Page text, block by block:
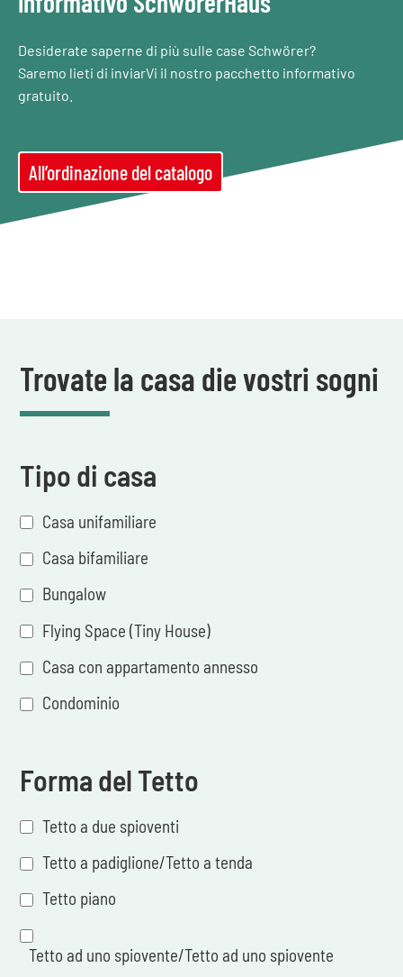
Desiderate saperne di più sulle case Schwörer?
Saremo lieti di inviarVi il nostro pacchetto informativo
gratuito.
All’ordinazione del catalogo
Trovate la casa die vostri sogni
Tipo di casa
Casa unifamiliare
Casa bifamiliare
Bungalow
Flying Space (Tiny House)
Casa con appartamento annesso
Condominio
Forma del Tetto
Tetto a due spioventi
Tetto a padiglione/Tetto a tenda
Tetto piano
Tetto ad uno spiovente/Tetto ad uno spiovente